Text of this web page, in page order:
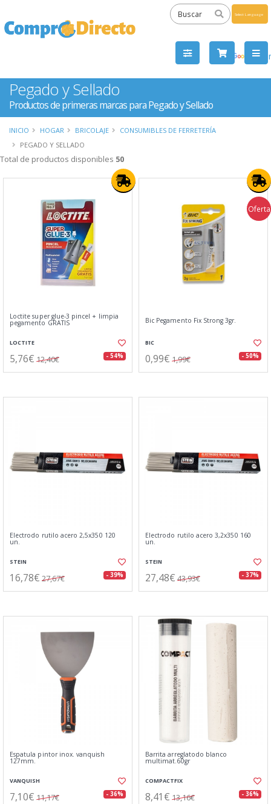
by
Pegado y Sellado
Productos de primeras marcas para Pegado y Sellado
INICIO HOGAR BRICOLAJE
CONSUMIBLES DE FERRETERÍA
PEGADO Y SELLADO
Total de productos disponibles 50
Loctite super glue-3 pincel + limpia
pegamento GRATIS
LOCTITE
5,76€ 12,40€ - 54%
Oferta
Bic Pegamento Fix Strong 3gr.
BIC
0,99€ 1,99€ - 50%
Electrodo rutilo acero 2,5x350 120
un.
STEIN
16,78€ 27,67€ - 39%
Electrodo rutilo acero 3,2x350 160
un.
STEIN
27,48€ 43,93€ - 37%
Espatula pintor inox. vanquish
127mm.
VANQUISH
7,10€ 11,17€ - 36%
Barrita arreglatodo blanco
multimat.60gr
COMPACTFIX
8,41€ 13,16€ - 36%